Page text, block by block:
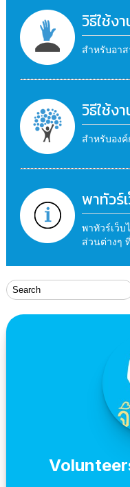
วิธีใช้ง
สำหรับอา
วิธีใช้ง
สำหรับอง
พาทัวร์
พาทัวร์เว็
ส่วนต่างๆ